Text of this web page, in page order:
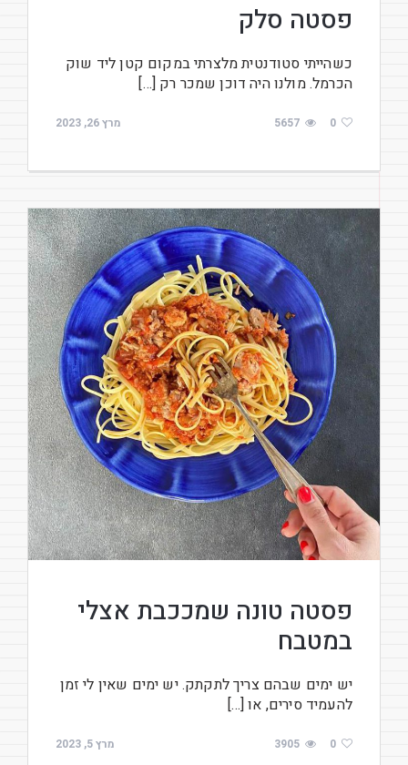
פסטה סלק
כשהייתי סטודנטית מלצרתי במקום קטן ליד שוק
הכרמל. מולנו היה דוכן שמכר רק […]
מרץ 26, 2023 5657 0
פסטה טונה שמככבת אצלי
במטבח
יש ימים שבהם צריך לתקתק. יש ימים שאין לי זמן
להעמיד סירים, או […]
מרץ 5, 2023 3905 0